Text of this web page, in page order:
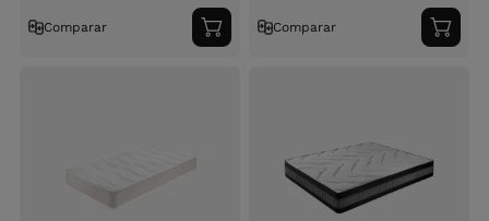
Comparar
Adicionar
ao
Comparar
ao